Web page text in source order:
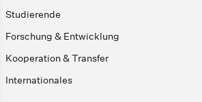
Studierende
Forschung & Entwicklung
Kooperation & Transfer
Internationales